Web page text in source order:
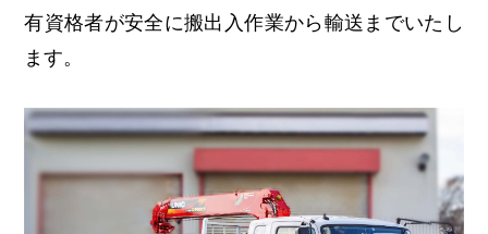
有資格者が安全に搬出入作業から輸送までいたし
ます。